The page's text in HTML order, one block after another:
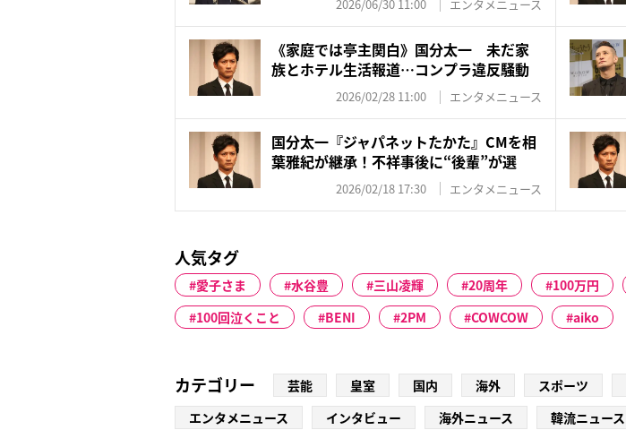
2026/06/30 11:00 エンタメニュース
《家庭では亭主関白》国分太一 未だ家
族とホテル生活報道…コンプラ違反騒動
2026/02/28 11:00 エンタメニュース
国分太一『ジャパネットたかた』CMを相
葉雅紀が継承！不祥事後に“後輩”が選
2026/02/18 17:30 エンタメニュース
人気タグ
愛子さま 水谷豊 三山凌輝 20周年 100万円
100回泣くこと
BENI 2PM COWCOW aiko
カテゴリー 芸能 皇室 国内 海外 スポーツ
エンタメニュース
インタビュー 海外ニュース 韓流ニュース